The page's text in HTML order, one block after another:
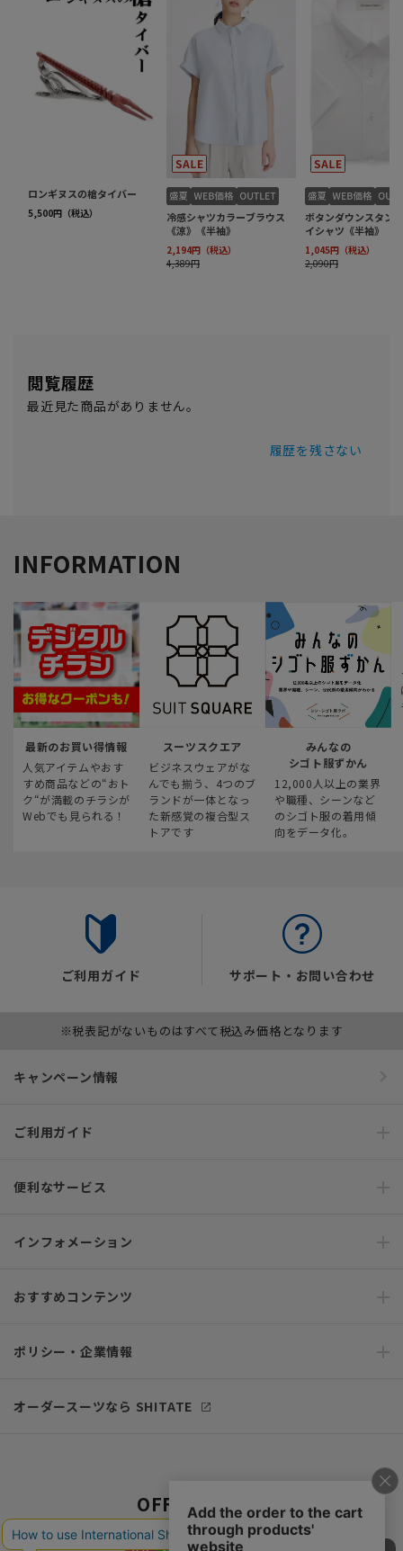
閲覧履歴
最近見た商品がありません。
履歴を残さない
INFORMATION
最新のお買い得情報
人気アイテムやおす
すめ商品などの“おト
ク“が満載のチラシが
Webでも見られる！
スーツスクエア
ビジネスウェアがな
んでも揃う、4つのブ
ランドが一体となっ
た新感覚の複合型ス
トアです
みんなの
シゴト服ずかん
12,000人以上の業界
や職種、シーンなど
のシゴト服の着用傾
向をデータ化。
ご利用ガイド サポート・お問い合わせ
※税表記がないものはすべて税込み価格となります
キャンペーン情報
ご利用ガイド
便利なサービス
インフォメーション
おすすめコンテンツ
ポリシー・企業情報
オーダースーツなら SHITATE
OFFICIAL SNS